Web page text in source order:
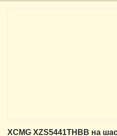
XCMG XZS5441THBB на